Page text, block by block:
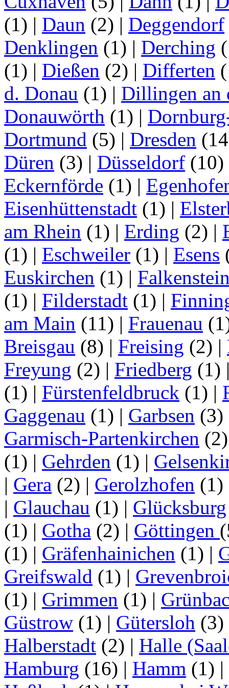
(1) | Daun (2) | Deggendorf
Denklingen (1) | Derching
(1) | Dießen (2) | Differten
d. Donau (1) | Dillingen an
Donauwörth (1) |
Dortmund (5) | Dresden
Düren (3) | Düsseldorf (10)
Eckernförde (1) |
Eisenhüttenstadt (1) |
am Rhein (1) | Erding (2) |
(1) | Eschweiler (1) | Esens
Euskirchen (1) |
(1) | Filderstadt (1) |
am Main (11) | Frauenau
Breisgau (8) | Freising (2) |
Freyung (2) | Friedberg (1)
(1) | Fürstenfeldbruck (1) |
Gaggenau (1) | Garbsen (3)
Garmisch-Partenkirchen
(1) | Gehrden (1) |
| Gera (2) | Gerolzhofen (1)
| Glauchau (1) | Glücksburg
(1) | Gotha (2) | Göttingen
(1) | Gräfenhainichen (1) |
Greifswald (1) |
(1) | Grimmen (1) |
Güstrow (1) | Gütersloh (3)
Halberstadt (2) | Halle
Hamburg (16) | Hamm (1) |